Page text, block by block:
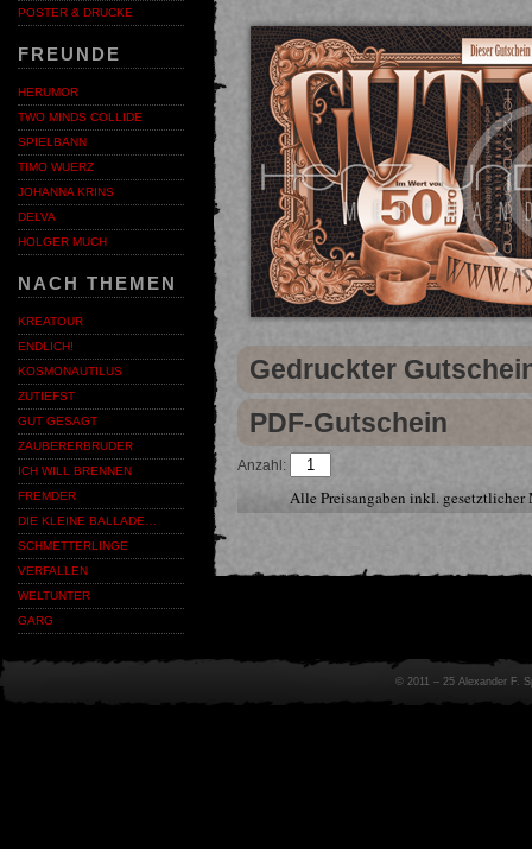
POSTER & DRUCKE
FREUNDE
HERUMOR
TWO MINDS COLLIDE
SPIELBANN
TIMO WUERZ
JOHANNA KRINS
DELVA
HOLGER MUCH
NACH THEMEN
KREATOUR
ENDLICH!
KOSMONAUTILUS
ZUTIEFST
GUT GESAGT
ZAUBERERBRUDER
ICH WILL BRENNEN
FREMDER
DIE KLEINE BALLADE…
SCHMETTERLINGE
VERFALLEN
WELTUNTER
GARG
Gedruckter
PDF-Gutschein
Anzahl:
Alle Preisangaben inkl.
© 2011 – 25 Alexander F.